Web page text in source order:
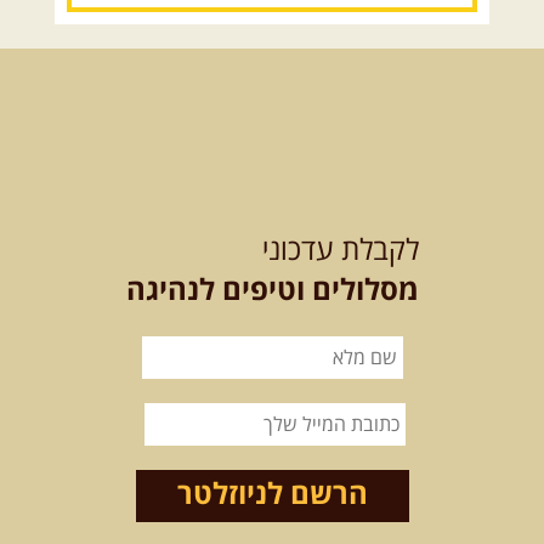
12.08.2026 רביעי- רכבי פנאי
למגוון רכבי שטח
בחרנו לילה מיוחד לטיול מיוחד!
השמיים יהיו נקיים, הכוכבים ...
שישי- מעיינות
ואתגרים בצפון הרמה
מסלול חדש בצפון רמת הגולן בהובלת
מדריך תושב האזור. המסלול ...
לקבלת עדכוני
מסלולים וטיפים לנהיגה
הרשם לניוזלטר